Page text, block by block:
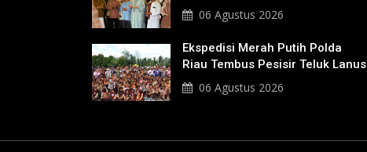
Siak, Ziarahi Makam Sultan
Hingga Pendiri Pekanbaru
06 Agustus 2026
Ekspedisi Merah Putih Polda
Riau Tembus Pesisir Teluk Lanus
06 Agustus 2026